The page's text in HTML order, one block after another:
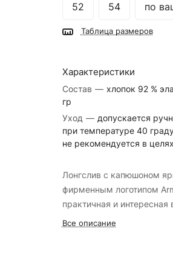
52 54 по
Таблица размеров
Характеристики
Состав — хлопок 92 %
гр
Уход — допускается
при температуре 40
не рекомендуется в
Лонгслив с капюшоном
фирменным логотипом
практичная и
Все описание